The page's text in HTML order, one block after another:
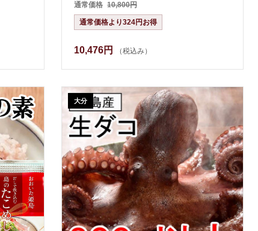
通常価格 10,800円
通常価格より324円お得
10,476円 （税込み）
大分